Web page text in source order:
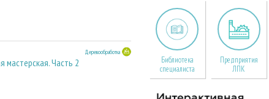
Деревообработка
мастерская. Часть 2
Библиотека
специалиста
Предприятия
ЛПК